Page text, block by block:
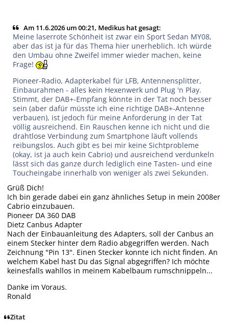
Am 11.6.2026 um 00:21, Medikus hat gesagt:
Meine laserrote Schönheit ist zwar ein Sport Sedan MY08,
aber das ist ja für das Thema hier unerheblich. Ich würde
den Umbau ohne Zweifel immer wieder machen, keine
Frage!
Pioneer-Radio, Adapterkabel für LFB, Antennensplitter,
Einbaurahmen - alles kein Hexenwerk und Plug 'n Play.
Stimmt, der DAB+-Empfang könnte in der Tat noch besser
sein (aber dafür müsste ich eine richtige DAB+-Antenne
verbauen), ist jedoch für meine Anforderung in der Tat
völlig ausreichend. Ein Rauschen kenne ich nicht und die
drahtlose Verbindung zum Smartphone läuft vollends
reibungslos. Auch gibt es bei mir keine Sichtprobleme
(okay, ist ja auch kein Cabrio) und ausreichend verdunkeln
lässt sich das ganze durch lediglich eine Tasten- und eine
Toucheingabe innerhalb von weniger als zwei Sekunden.
Grüß Dich!
Ich bin gerade dabei ein ganz ähnliches Setup in mein 2008er
Cabrio einzubauen.
Pioneer DA 360 DAB
Dietz Canbus Adapter
Nach der Einbauanleitung des Adapters, soll der Canbus an
einem Stecker hinter dem Radio abgegriffen werden. Nach
Zeichnung "Pin 13". Einen Stecker konnte ich nicht finden. An
welchem Kabel hast Du das Signal abgegriffen? Ich möchte
keinesfalls wahllos in meinem Kabelbaum rumschnippeln...
Danke im Voraus.
Ronald
Zitat